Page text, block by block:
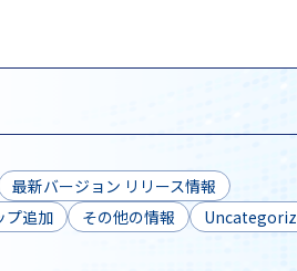
最新バージョン リリース情報
プ追加 その他の情報